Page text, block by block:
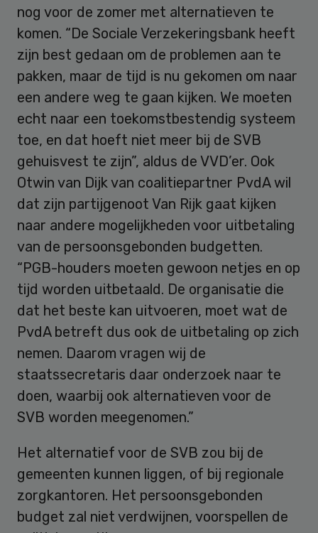
nog voor de zomer met alternatieven te
komen. “De Sociale Verzekeringsbank heeft
zijn best gedaan om de problemen aan te
pakken, maar de tijd is nu gekomen om naar
een andere weg te gaan kijken. We moeten
echt naar een toekomstbestendig systeem
toe, en dat hoeft niet meer bij de SVB
gehuisvest te zijn”, aldus de VVD’er. Ook
Otwin van Dijk van coalitiepartner PvdA wil
dat zijn partijgenoot Van Rijk gaat kijken
naar andere mogelijkheden voor uitbetaling
van de persoonsgebonden budgetten.
“PGB-houders moeten gewoon netjes en op
tijd worden uitbetaald. De organisatie die
dat het beste kan uitvoeren, moet wat de
PvdA betreft dus ook de uitbetaling op zich
nemen. Daarom vragen wij de
staatssecretaris daar onderzoek naar te
doen, waarbij ook alternatieven voor de
SVB worden meegenomen.”
Het alternatief voor de SVB zou bij de
gemeenten kunnen liggen, of bij regionale
zorgkantoren. Het persoonsgebonden
budget zal niet verdwijnen, voorspellen de